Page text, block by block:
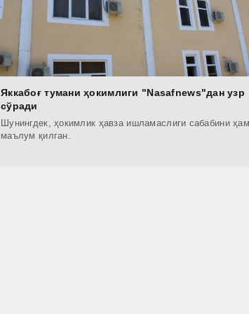
Яккабоғ тумани ҳокимлиги "Nasafnews"дан узр
сўради
Шунингдек, ҳокимлик ҳавза ишламаслиги сабабини ҳам
маълум қилган.